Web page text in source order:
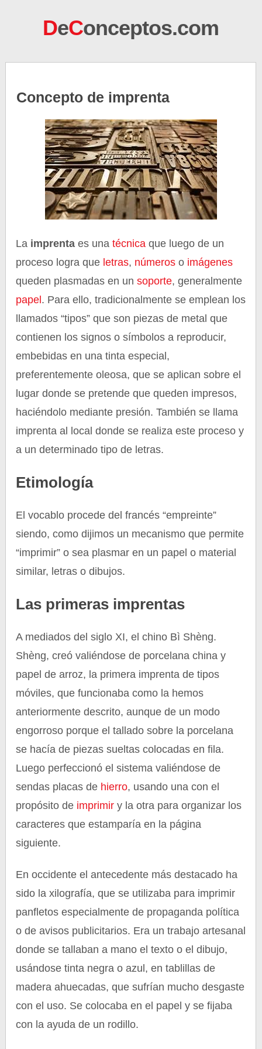
DeConceptos.com
Concepto de imprenta
La imprenta es unatécnica que luego de un
proceso logra que letras, números o imágenes
queden plasmadas en un soporte, generalmente
papel . Para ello, tradicionalmente se emplean los
llamados “tipos” que son piezas de metal que
contienen los signos o símbolos a reproducir,
embebidas en una tinta especial,
preferentemente oleosa, que se aplican sobre el
lugar donde se pretende que queden impresos,
haciéndolo mediante presión. También se llama
imprenta al local donde se realiza este proceso y
a un determinado tipo de letras.
Etimología
El vocablo procede del francés “empreinte”
siendo, como dijimos un mecanismo que permite
“imprimir” o sea plasmar en un papel o material
similar, letras o dibujos.
Las primeras imprentas
A mediados del siglo XI, el chino Bì Shèng.
Shèng, creó valiéndose de porcelana china y
papel de arroz, la primera imprenta de tipos
móviles, que funcionaba como la hemos
anteriormente descrito, aunque de un modo
engorroso porque el tallado sobre la porcelana
se hacía de piezas sueltas colocadas en fila.
Luego perfeccionó el sistema valiéndose de
sendas placas de hierro, usando una con el
propósito de imprimir y la otra para organizar los
caracteres que estamparía en la página
siguiente.
En occidente el antecedente más destacado ha
sido la xilografía, que se utilizaba para imprimir
panfletos especialmente de propaganda política
o de avisos publicitarios. Era un trabajo artesanal
donde se tallaban a mano el texto o el dibujo,
usándose tinta negra o azul, en tablillas de
madera ahuecadas, que sufrían mucho desgaste
con el uso. Se colocaba en el papel y se fijaba
con la ayuda de un rodillo.